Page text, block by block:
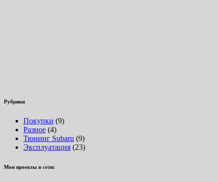
Рубрики
Покупки (9)
Разное (4)
Тюнинг Subaru (9)
Эксплуатация (23)
Мои проекты в сети: